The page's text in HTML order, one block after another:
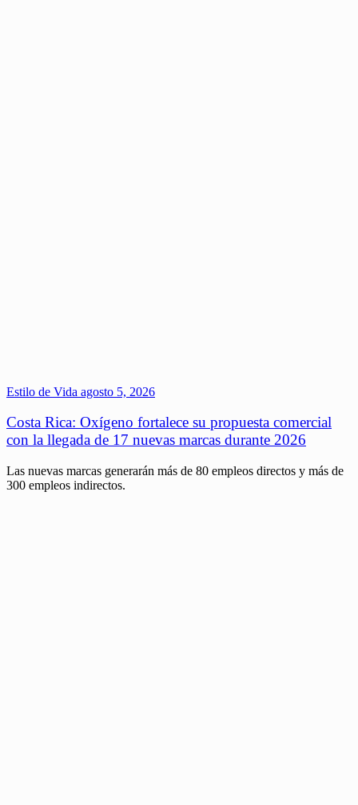
Estilo de Vida agosto 5, 2026
Costa Rica: Oxígeno fortalece su propuesta comercial
con la llegada de 17 nuevas marcas durante 2026
Las nuevas marcas generarán más de 80 empleos directos y más de
300 empleos indirectos.